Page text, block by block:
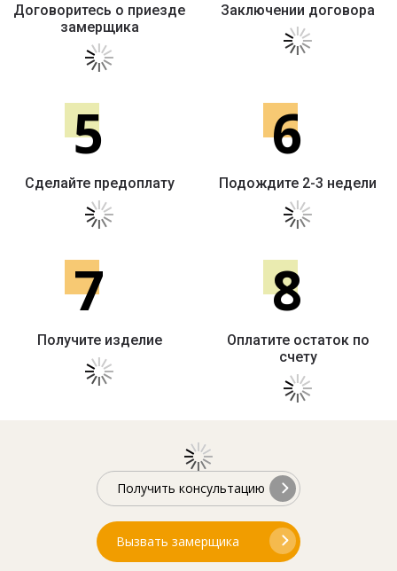
Договоритесь о приезде
замерщика
Заключении договора
5
Сделайте предоплату
6
Подождите 2-3 недели
7
Получите изделие
8
Оплатите остаток по
счету
Получить консультацию
Вызвать замерщика